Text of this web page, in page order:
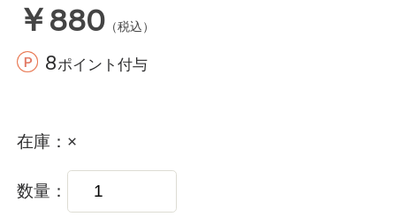
￥880 （税込）
8ポイント付与
在庫 ×
数量